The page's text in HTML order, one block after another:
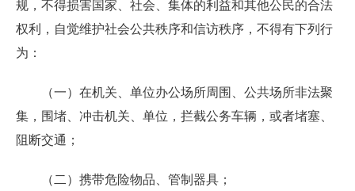
规，不得损害国家、社会、集体的利益和其他公民的合法
权利，自觉维护社会公共秩序和信访秩序，不得有下列行
为：
（一）在机关、单位办公场所周围、公共场所非法聚
集，围堵、冲击机关、单位，拦截公务车辆，或者堵塞、
阻断交通；
（二）携带危险物品、管制器具；